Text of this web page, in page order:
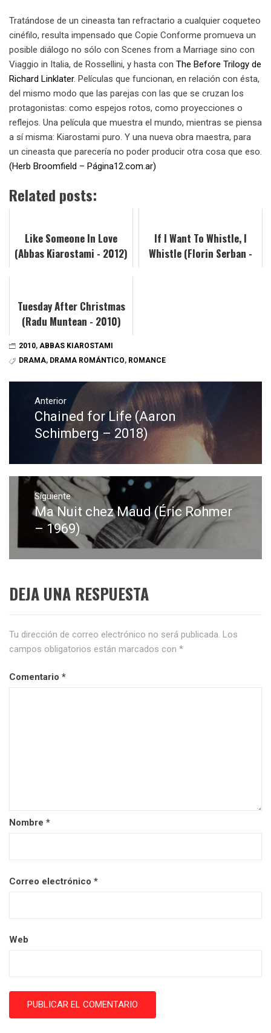
Tratándose de un cineasta tan refractario a cualquier coqueteo
cinéfilo, resulta impensado que Copie Conforme promueva un
posible diálogo no sólo con Scenes from a Marriage sino con
Viaggio in Italia, de Rossellini, y hasta con The Before Trilogy de
Richard Linklater. Películas que funcionan, en relación con ésta,
del mismo modo que las parejas con las que se cruzan los
protagonistas: como espejos rotos, como proyecciones o
reflejos. Una película que muestra el mundo, mientras se piensa
a sí misma: Kiarostami puro. Y una nueva obra maestra, para
un cineasta que parecería no poder producir otra cosa que eso.
(Herb Broomfield – Página12.com.ar)
Related posts:
Like Someone In Love
(Abbas Kiarostami - 2012)
If I Want To Whistle, I
Whistle (Florin Serban -
Tuesday After Christmas
(Radu Muntean - 2010)
2010, ABBAS KIAROSTAMI
DRAMA, DRAMA ROMÁNTICO, ROMANCE
Navegación
entradas
Anterior
Entrada
anterior:
Chained for Life (Aaron
Schimberg – 2018)
Siguiente
Entrada
siguiente:
Ma Nuit chez Maud (Éric Rohmer
– 1969)
DEJA UNA RESPUESTA
Tu dirección de correo electrónico no será publicada. Los
campos obligatorios están marcados con *
Comentario *
Nombre *
Correo electrónico *
Web